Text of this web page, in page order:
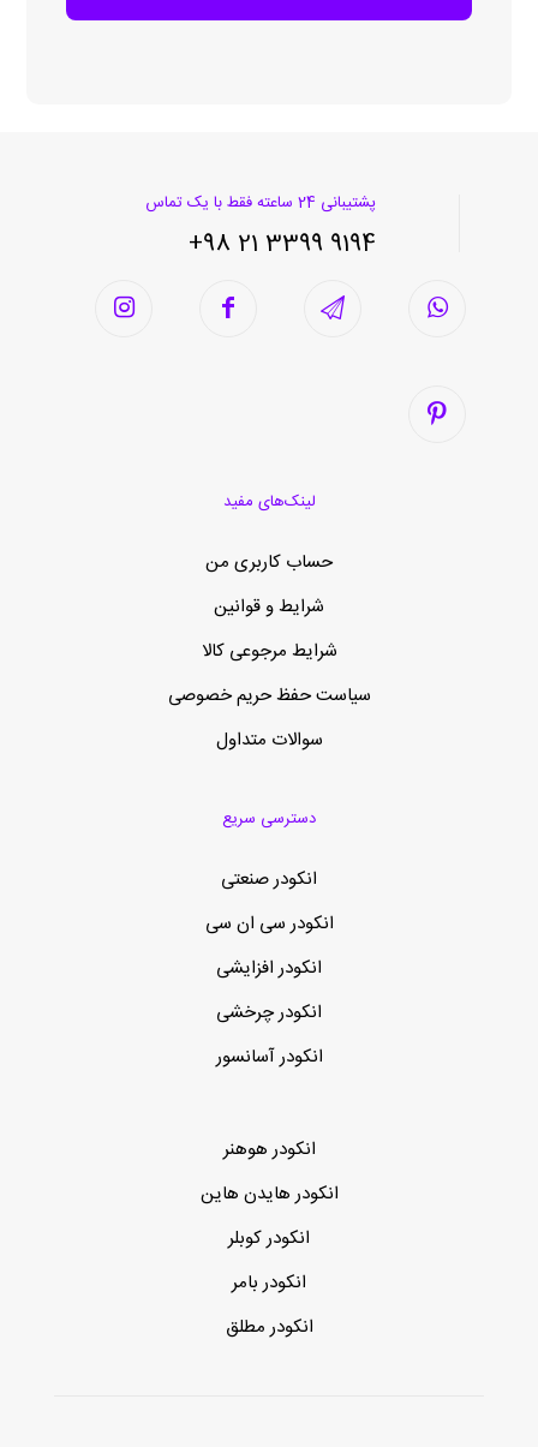
پشتیبانی 24 ساعته فقط با یک تماس
9194 3399 21 98+
لینک‌های مفید
حساب کاربری من
شرایط و قوانین
شرایط مرجوعی کالا
سیاست حفظ حریم خصوصی
سوالات متداول
دسترسی سریع
انکودر صنعتی
انکودر سی ان سی
انکودر افزایشی
انکودر چرخشی
انکودر آسانسور
انکودر هوهنر
انکودر هایدن هاین
انکودر کوبلر
انکودر بامر
انکودر مطلق